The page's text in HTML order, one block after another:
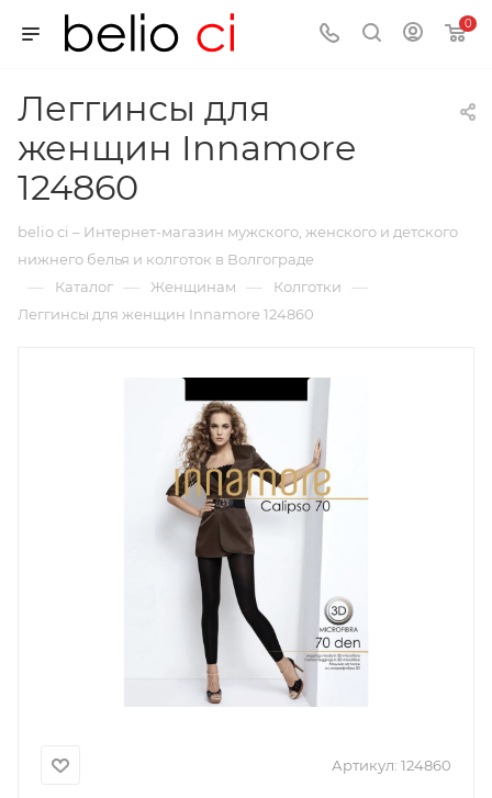
0
Леггинсы для
женщин Innamore
124860
belio ci – Интернет-магазин мужского, женского и детского
нижнего белья и колготок в Волгограде
— Каталог — Женщинам — Колготки —
Леггинсы для женщин Innamore 124860
Артикул: 124860